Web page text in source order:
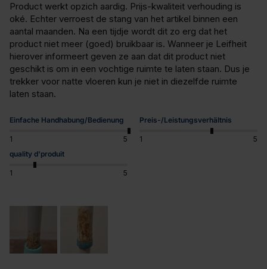
Product werkt opzich aardig. Prijs-kwaliteit verhouding is
oké. Echter verroest de stang van het artikel binnen een
aantal maanden. Na een tijdje wordt dit zo erg dat het
product niet meer (goed) bruikbaar is. Wanneer je Leifheit
hierover informeert geven ze aan dat dit product niet
geschikt is om in een vochtige ruimte te laten staan. Dus je
trekker voor natte vloeren kun je niet in diezelfde ruimte
laten staan.
Einfache Handhabung/Bedienung
1 5
Preis-/Leistungsverhältnis
1
5
quality d'produit
1 5